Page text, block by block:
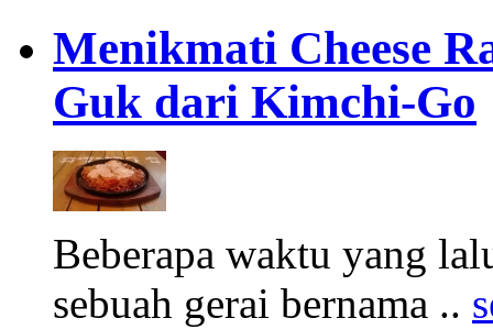
Menikmati Cheese
Guk dari Kimchi-Go
Beberapa waktu yang
sebuah gerai bernama ..